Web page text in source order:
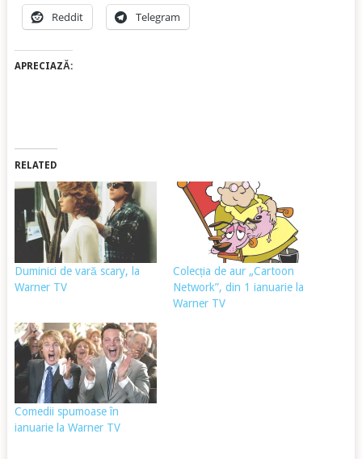
Reddit Telegram
APRECIAZĂ:
RELATED
Duminici de vară scary, la
Warner TV
Colecția de aur „Cartoon
Network”, din 1 ianuarie la
Warner TV
Comedii spumoase în
ianuarie la Warner TV